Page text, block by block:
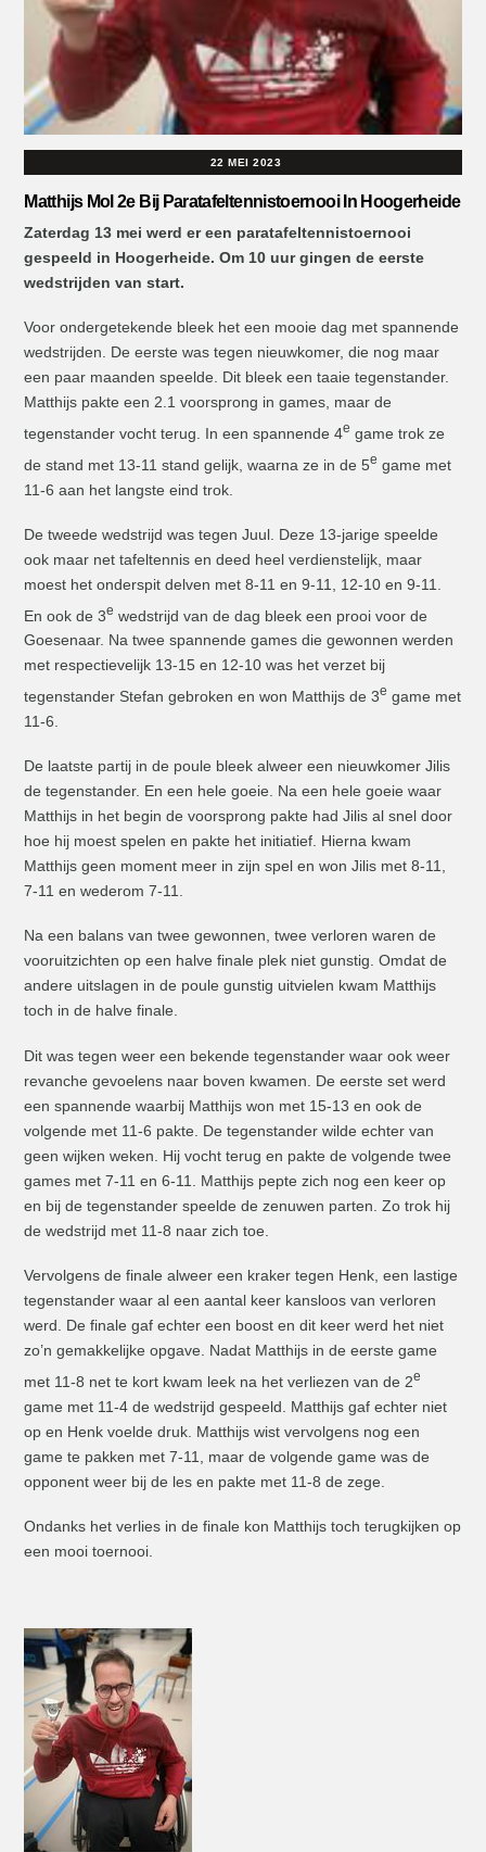
22 MEI 2023
Matthijs Mol 2e Bij Paratafeltennistoernooi In Hoogerheide
Zaterdag 13 mei werd er een paratafeltennistoernooi
gespeeld in Hoogerheide. Om 10 uur gingen de eerste
wedstrijden van start.
Voor ondergetekende bleek het een mooie dag met spannende
wedstrijden. De eerste was tegen nieuwkomer, die nog maar
een paar maanden speelde. Dit bleek een taaie tegenstander.
Matthijs pakte een 2.1 voorsprong in games, maar de
tegenstander vocht terug. In een spannende 4e game trok ze
de stand met 13-11 stand gelijk, waarna ze in de 5e game met
11-6 aan het langste eind trok.
De tweede wedstrijd was tegen Juul. Deze 13-jarige speelde
ook maar net tafeltennis en deed heel verdienstelijk, maar
moest het onderspit delven met 8-11 en 9-11, 12-10 en 9-11.
En ook de 3e wedstrijd van de dag bleek een prooi voor de
Goesenaar. Na twee spannende games die gewonnen werden
met respectievelijk 13-15 en 12-10 was het verzet bij
tegenstander Stefan gebroken en won Matthijs de 3e game met
11-6.
De laatste partij in de poule bleek alweer een nieuwkomer Jilis
de tegenstander. En een hele goeie. Na een hele goeie waar
Matthijs in het begin de voorsprong pakte had Jilis al snel door
hoe hij moest spelen en pakte het initiatief. Hierna kwam
Matthijs geen moment meer in zijn spel en won Jilis met 8-11,
7-11 en wederom 7-11.
Na een balans van twee gewonnen, twee verloren waren de
vooruitzichten op een halve finale plek niet gunstig. Omdat de
andere uitslagen in de poule gunstig uitvielen kwam Matthijs
toch in de halve finale.
Dit was tegen weer een bekende tegenstander waar ook weer
revanche gevoelens naar boven kwamen. De eerste set werd
een spannende waarbij Matthijs won met 15-13 en ook de
volgende met 11-6 pakte. De tegenstander wilde echter van
geen wijken weken. Hij vocht terug en pakte de volgende twee
games met 7-11 en 6-11. Matthijs pepte zich nog een keer op
en bij de tegenstander speelde de zenuwen parten. Zo trok hij
de wedstrijd met 11-8 naar zich toe.
Vervolgens de finale alweer een kraker tegen Henk, een lastige
tegenstander waar al een aantal keer kansloos van verloren
werd. De finale gaf echter een boost en dit keer werd het niet
zo’n gemakkelijke opgave. Nadat Matthijs in de eerste game
met 11-8 net te kort kwam leek na het verliezen van de 2e
game met 11-4 de wedstrijd gespeeld. Matthijs gaf echter niet
op en Henk voelde druk. Matthijs wist vervolgens nog een
game te pakken met 7-11, maar de volgende game was de
opponent weer bij de les en pakte met 11-8 de zege.
Ondanks het verlies in de finale kon Matthijs toch terugkijken op
een mooi toernooi.